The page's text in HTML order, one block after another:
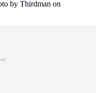
by Thirdman on